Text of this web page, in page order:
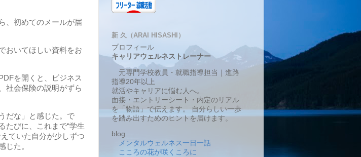
、初めてのメールが届
おいてほしい資料をお
を開くと、ビジネス
社会保険の説明がずら
だな」と感じた。で
たびに、これまで“学生
ていた自分が少しずつ
じた。
新 久（ARAI HISASHI）
プロフィール
キャリアウェルネストレーナー
元専門学校教員・就職指導担当｜進路
指導20年以上
就活やキャリアに悩む人へ。
面接・エントリーシート・内定のリアル
を「物語」で伝えます。 自分らしい一歩
を踏み出すためのヒントを届けます。
blog
メンタルウェルネス一日一話
こころの花が咲くころに